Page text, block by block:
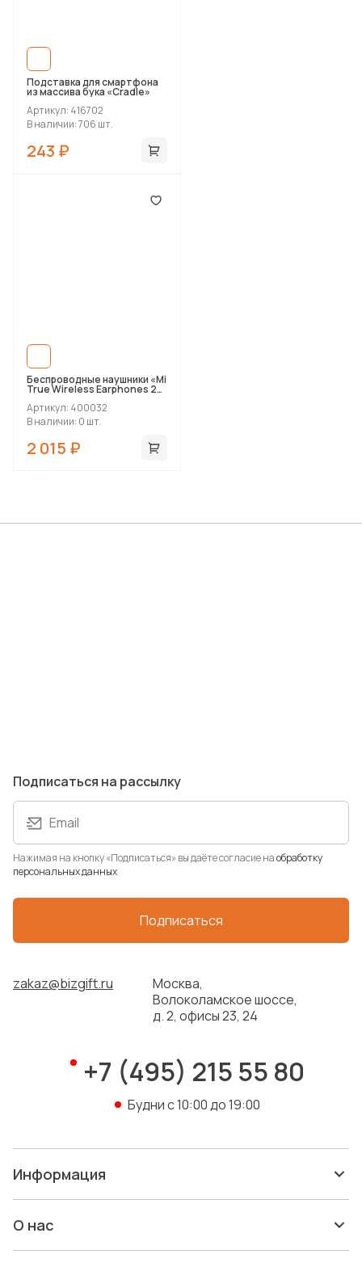
Подставка для смартфона
из массива бука «Cradle»
Артикул: 416702
В наличии: 706 шт.
243 ₽
Беспроводные наушники «Mi
True Wireless Earphones 2
Basic» с шумоподавлением
ENC
Артикул: 400032
В наличии: 0 шт.
2 015 ₽
Хит
+9
Артикул: 887320
Подписаться на рассылку
Email
Нажимая на кнопку «Подписаться» вы даёте согласие наобработку
персональных данных
Подписаться
zakaz@bizgift.ru
Москва,
Волоколамское шоссе,
д. 2, офисы 23, 24
+7 (495) 215 55 80
Будни с 10:00 до 19:00
Информация
О нас